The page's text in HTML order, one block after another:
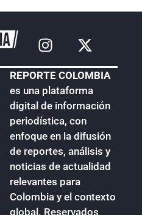
REPORTE COLOMBIA
es una plataforma
digital de información
periodística, con
enfoque en la difusión
de reportes, análisis y
noticias de actualidad
relevantes para
Colombia y el contexto
global. Reservados